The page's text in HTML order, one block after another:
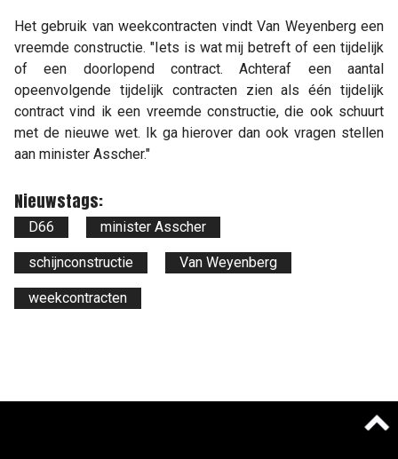
Het gebruik van weekcontracten vindt Van Weyenberg een
vreemde constructie. "Iets is wat mij betreft of een tijdelijk
of een doorlopend contract. Achteraf een aantal
opeenvolgende tijdelijk contracten zien als één tijdelijk
contract vind ik een vreemde constructie, die ook schuurt
met de nieuwe wet. Ik ga hierover dan ook vragen stellen
aan minister Asscher."
Nieuwstags:
D66 minister Asscher
schijnconstructie Van Weyenberg
weekcontracten